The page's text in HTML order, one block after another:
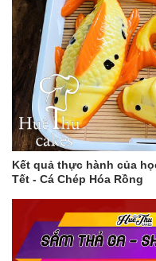
Kết quả thực hành của
Tết - Cá Chép Hóa Rồng